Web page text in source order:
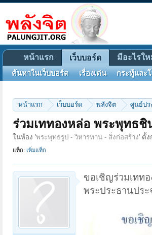
หน้าแรก เว็บบอร์ด พลังจิต ศูนย์ป
ร่วมเททองหล่อ พระพุทธ
ในห้อง 'พระพุทธรูป - วิหารทาน - สิ่งก่อสร้าง' ตั้ง
แท็ก: เพิ่มแท็ก
ขอเชิญร่วมเทท
พระประธานประ
หน้าแรก เว็บบอร์ด
ค้นหาในเว็บบอร์ด เรื่องเด่น กระทู้และ
มีอะไรใ